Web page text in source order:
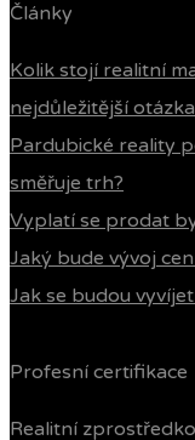
Články
Kolik stojí realitní
nejdůležitější
Pardubické reality
směřuje trh?
Vyplatí se prodat
Jaký bude vývoj
Jak se budou
Profesní certifikace
Realitní